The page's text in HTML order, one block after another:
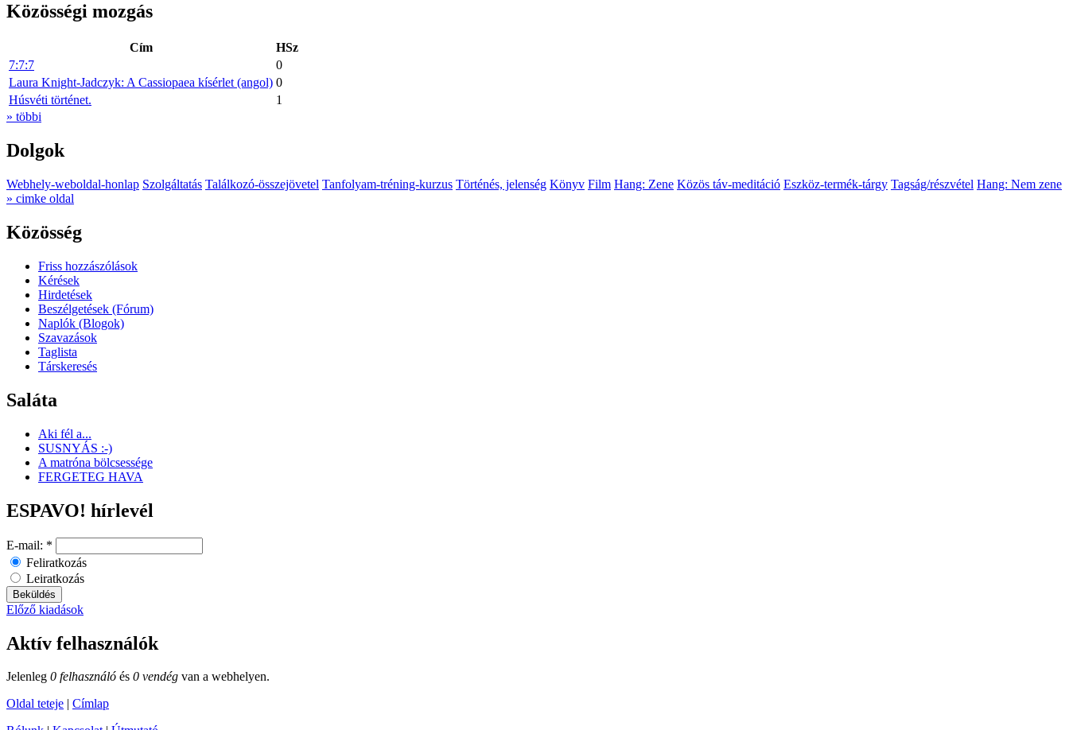
Közösségi mozgás
Cím
HSz
7:7:7
0
Laura Knight-Jadczyk: A Cassiopaea kísérlet (angol) 0
Húsvéti történet.
1
» többi
Dolgok
Webhely-weboldal-honlap Szolgáltatás Találkozó-összejövetel Tanfolyam-tréning-kurzus Történés, jelenség Könyv Film Hang: Zene Közös táv-meditáció Eszköz-termék-tárgy Tagság/részvétel Hang: Nem zene
» cimke oldal
Közösség
Friss hozzászólások
Kérések
Hirdetések
Beszélgetések (Fórum)
Naplók (Blogok)
Szavazások
Taglista
Társkeresés
Saláta
Aki fél a...
SUSNYÁS :-)
A matróna bölcsessége
FERGETEG HAVA
ESPAVO! hírlevél
E-mail: *
Feliratkozás
Leiratkozás
Előző kiadások
Aktív felhasználók
Jelenleg 0 felhasználó és 0 vendég van a webhelyen.
Oldal teteje | Címlap